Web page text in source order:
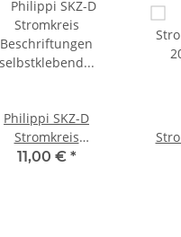
Philippi SKZ-D
Stromkreis
Beschriftungen
11,00 € *